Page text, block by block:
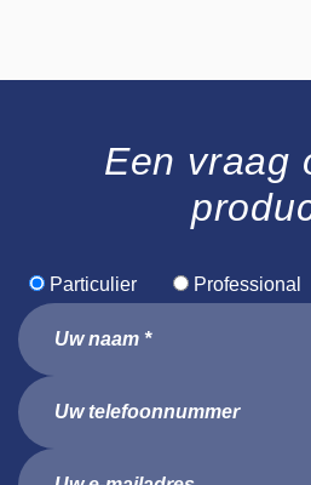
Een vraag
Particulier Professional